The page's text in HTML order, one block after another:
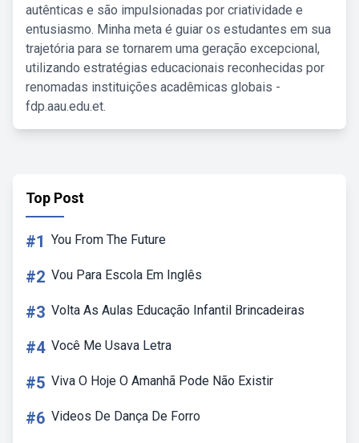
autênticas e são impulsionadas por criatividade e
entusiasmo. Minha meta é guiar os estudantes em sua
trajetória para se tornarem uma geração excepcional,
utilizando estratégias educacionais reconhecidas por
renomadas instituições acadêmicas globais -
fdp.aau.edu.et.
Top Post
#1 You From The Future
#2 Vou Para Escola Em Inglês
#3 Volta As Aulas Educação Infantil Brincadeiras
#4 Você Me Usava Letra
#5 Viva O Hoje O Amanhã Pode Não Existir
#6 Videos De Dança De Forro